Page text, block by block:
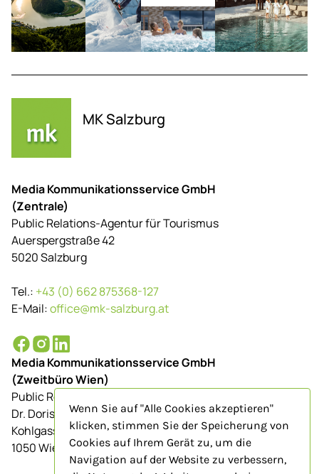
MK Salzburg
Media Kommunikationsservice GmbH
(Zentrale)
Public Relations-Agentur für Tourismus
Auerspergstraße 42
5020 Salzburg
Tel.: +43 (0) 662 875368-127
E-Mail:office@mk-salzburg.at
Media Kommunikationsservice GmbH
(Zweitbüro Wien)
Public Relations-Agentur für Tourismus
Dr. Doris Schenkenfelder
Kohlgasse 9/Top 23
1050 Wien
Wenn Sie auf "Alle Cookies akzeptieren"
klicken, stimmen Sie der Speicherung von
Cookies auf Ihrem Gerät zu, um die
Navigation auf der Website zu verbessern,